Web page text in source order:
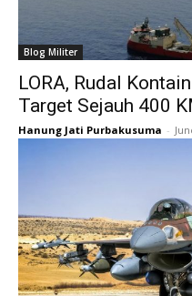
Blog Militer
LORA, Rudal
Target Sejauh 400
Hanung Jati Purbakusuma -